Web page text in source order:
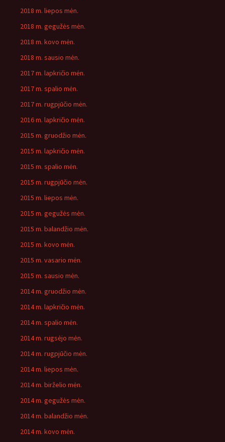
2018 m. liepos mėn.
2018 m. gegužės mėn.
2018 m. kovo mėn.
2018 m. sausio mėn.
2017 m. lapkričio mėn.
2017 m. spalio mėn.
2017 m. rugpjūčio mėn.
2016 m. lapkričio mėn.
2015 m. gruodžio mėn.
2015 m. lapkričio mėn.
2015 m. spalio mėn.
2015 m. rugpjūčio mėn.
2015 m. liepos mėn.
2015 m. gegužės mėn.
2015 m. balandžio mėn.
2015 m. kovo mėn.
2015 m. vasario mėn.
2015 m. sausio mėn.
2014 m. gruodžio mėn.
2014 m. lapkričio mėn.
2014 m. spalio mėn.
2014 m. rugsėjo mėn.
2014 m. rugpjūčio mėn.
2014 m. liepos mėn.
2014 m. birželio mėn.
2014 m. gegužės mėn.
2014 m. balandžio mėn.
2014 m. kovo mėn.